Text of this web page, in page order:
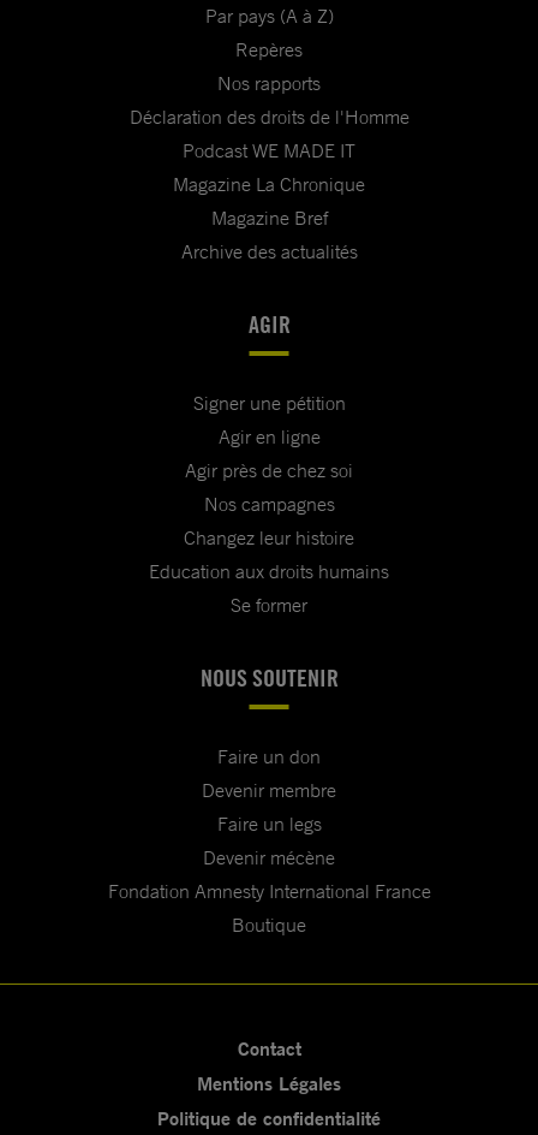
Par pays (A à Z)
Repères
Nos rapports
Déclaration des droits de l'Homme
Podcast WE MADE IT
Magazine La Chronique
Magazine Bref
Archive des actualités
AGIR
Signer une pétition
Agir en ligne
Agir près de chez soi
Nos campagnes
Changez leur histoire
Education aux droits humains
Se former
NOUS SOUTENIR
Faire un don
Devenir membre
Faire un legs
Devenir mécène
Fondation Amnesty International France
Boutique
Contact
Mentions Légales
Politique de confidentialité